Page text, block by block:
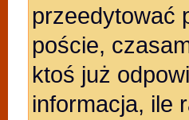
przeedytować
poście,
ktoś już
informacja, ile